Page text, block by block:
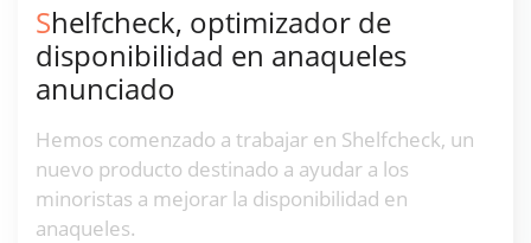
Shelfcheck, optimizador de
disponibilidad en anaqueles
anunciado
Hemos comenzado a trabajar en Shelfcheck, un
nuevo producto destinado a ayudar a los
minoristas a mejorar la disponibilidad en
anaqueles.